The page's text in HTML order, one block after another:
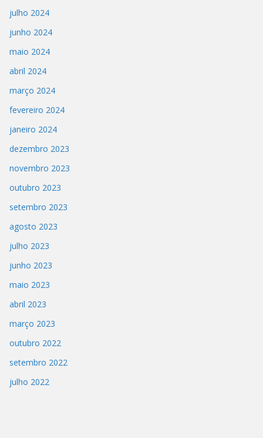
julho 2024
junho 2024
maio 2024
abril 2024
março 2024
fevereiro 2024
janeiro 2024
dezembro 2023
novembro 2023
outubro 2023
setembro 2023
agosto 2023
julho 2023
junho 2023
maio 2023
abril 2023
março 2023
outubro 2022
setembro 2022
julho 2022